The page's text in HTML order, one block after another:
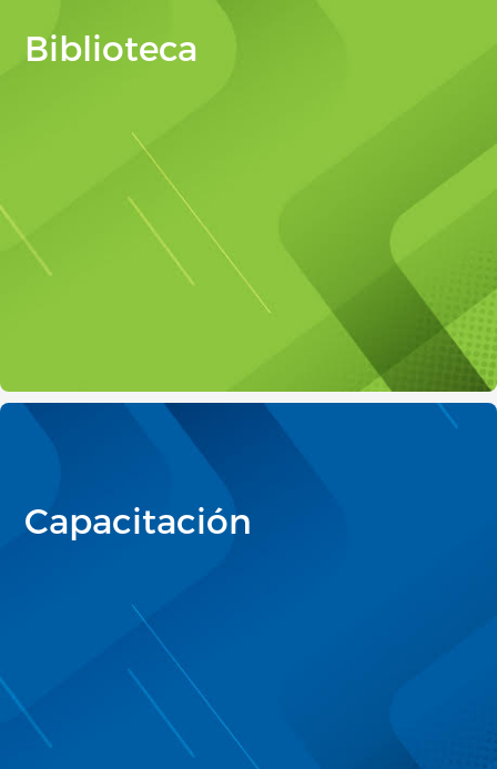
Biblioteca
Capacitación